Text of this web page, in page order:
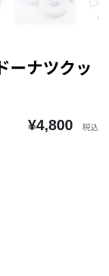
ーナツクッ
¥4,800 税込